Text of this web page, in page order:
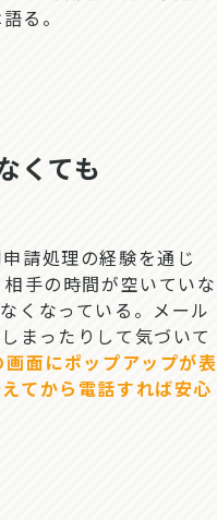
る。
くても
請処理の経験を通じ
手の時間が空いていな
くなっている。メール
まったりして気づいて
面にポップアップが表
てから電話すれば安心